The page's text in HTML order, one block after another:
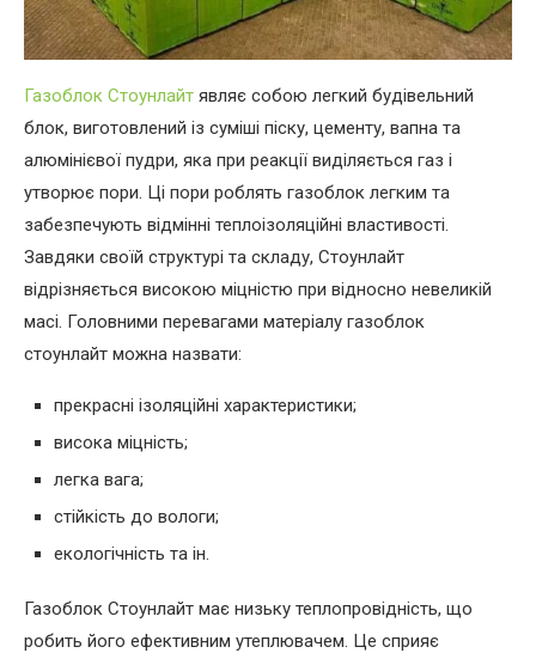
Газоблок Стоунлайт являє собою легкий будівельний
блок, виготовлений із суміші піску, цементу, вапна та
алюмінієвої пудри, яка при реакції виділяється газ і
утворює пори. Ці пори роблять газоблок легким та
забезпечують відмінні теплоізоляційні властивості.
Завдяки своїй структурі та складу, Стоунлайт
відрізняється високою міцністю при відносно невеликій
масі. Головними перевагами матеріалу газоблок
стоунлайт можна назвати:
прекрасні ізоляційні характеристики;
висока міцність;
легка вага;
стійкість до вологи;
екологічність та ін.
Газоблок Стоунлайт має низьку теплопровідність, що
робить його ефективним утеплювачем. Це сприяє